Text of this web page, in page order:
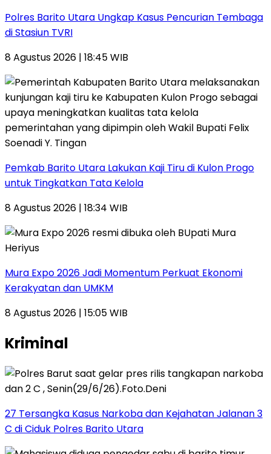
Polres Barito Utara Ungkap Kasus Pencurian Tembaga
di Stasiun TVRI
8 Agustus 2026 | 18:45 WIB
Pemkab Barito Utara Lakukan Kaji Tiru di Kulon Progo
untuk Tingkatkan Tata Kelola
8 Agustus 2026 | 18:34 WIB
Mura Expo 2026 Jadi Momentum Perkuat Ekonomi
Kerakyatan dan UMKM
8 Agustus 2026 | 15:05 WIB
Kriminal
27 Tersangka Kasus Narkoba dan Kejahatan Jalanan 3
C di Ciduk Polres Barito Utara